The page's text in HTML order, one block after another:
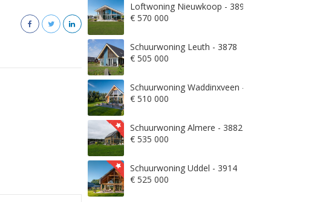
Loftwoning Nieuwkoop - 3897
€ 570 000
Schuurwoning Leuth - 3878
€ 505 000
Schuurwoning Waddinxveen - 3845
€ 510 000
Schuurwoning Almere - 3882
€ 535 000
Schuurwoning Uddel - 3914
€ 525 000